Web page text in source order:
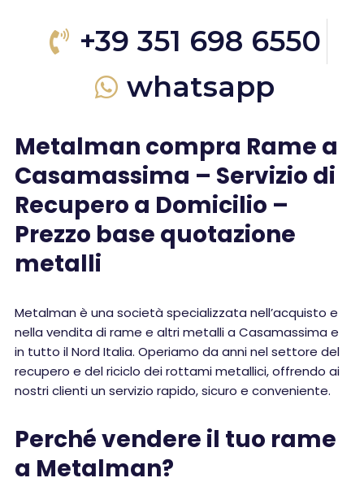
+39 351 698 6550
whatsapp
Metalman compra Rame a
Casamassima – Servizio di
Recupero a Domicilio –
Prezzo base quotazione
metalli
Metalman è una società specializzata nell’acquisto e
nella vendita di rame e altri metalli a Casamassima e
in tutto il Nord Italia. Operiamo da anni nel settore del
recupero e del riciclo dei rottami metallici, offrendo ai
nostri clienti un servizio rapido, sicuro e conveniente.
Perché vendere il tuo rame
a Metalman?